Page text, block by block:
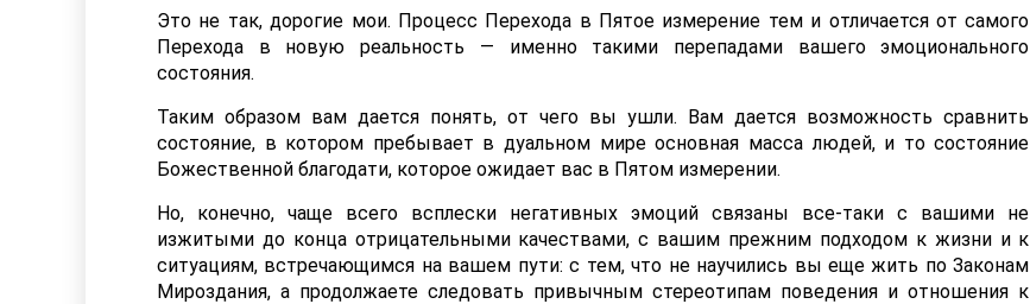
Это не так, дорогие мои. Процесс Перехода в Пятое измерение тем и отличается от самого
Перехода в новую реальность — именно такими перепадами вашего эмоционального
состояния.
Таким образом вам дается понять, от чего вы ушли. Вам дается возможность сравнить
состояние, в котором пребывает в дуальном мире основная масса людей, и то состояние
Божественной благодати, которое ожидает вас в Пятом измерении.
Но, конечно, чаще всего всплески негативных эмоций связаны все-таки с вашими не
изжитыми до конца отрицательными качествами, с вашим прежним подходом к жизни и к
ситуациям, встречающимся на вашем пути: с тем, что не научились вы еще жить по Законам
Мироздания, а продолжаете следовать привычным стереотипам поведения и отношения к